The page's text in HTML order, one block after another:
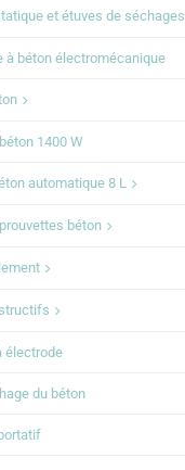
et étuves de séchages
à béton électromécanique
1400 W
automatique 8 L
béton
électrode
du béton